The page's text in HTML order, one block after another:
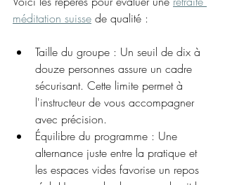
méditation suisse de qualité :
Taille du groupe : Un seuil de dix à
douze personnes assure un cadre
sécurisant. Cette limite permet à
l'instructeur de vous accompagner
avec précision.
Équilibre du programme : Une
alternance juste entre la pratique et
les espaces vides favorise un repos